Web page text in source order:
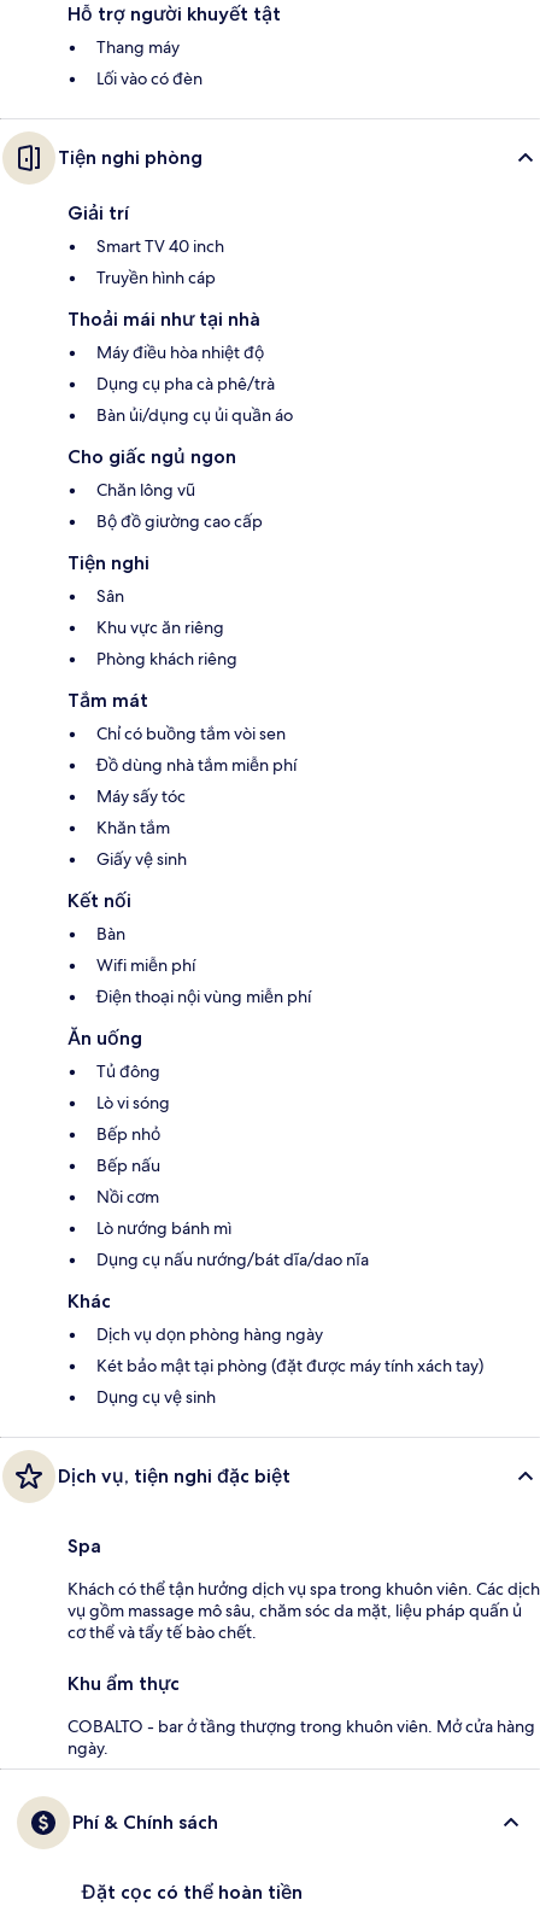
Hỗ trợ người khuyết tật
Thang máy
Lối vào có đèn
Tiện nghi phòng
Giải trí
Smart TV 40 inch
Truyền hình cáp
Thoải mái như tại nhà
Máy điều hòa nhiệt độ
Dụng cụ pha cà phê/trà
Bàn ủi/dụng cụ ủi quần áo
Cho giấc ngủ ngon
Chăn lông vũ
Bộ đồ giường cao cấp
Tiện nghi
Sân
Khu vực ăn riêng
Phòng khách riêng
Tắm mát
Chỉ có buồng tắm vòi sen
Đồ dùng nhà tắm miễn phí
Máy sấy tóc
Khăn tắm
Giấy vệ sinh
Kết nối
Bàn
Wifi miễn phí
Điện thoại nội vùng miễn phí
Ăn uống
Tủ đông
Lò vi sóng
Bếp nhỏ
Bếp nấu
Nồi cơm
Lò nướng bánh mì
Dụng cụ nấu nướng/bát dĩa/dao nĩa
Khác
Dịch vụ dọn phòng hàng ngày
Két bảo mật tại phòng (đặt được máy tính xách tay)
Dụng cụ vệ sinh
Dịch vụ, tiện nghi đặc biệt
Spa
Khách có thể tận hưởng dịch vụ spa trong khuôn viên. Các dịch
vụ gồm massage mô sâu, chăm sóc da mặt, liệu pháp quấn ủ
cơ thể và tẩy tế bào chết.
Khu ẩm thực
COBALTO - bar ở tầng thượng trong khuôn viên. Mở cửa hàng
ngày.
Phí & Chính sách
Đặt cọc có thể hoàn tiền